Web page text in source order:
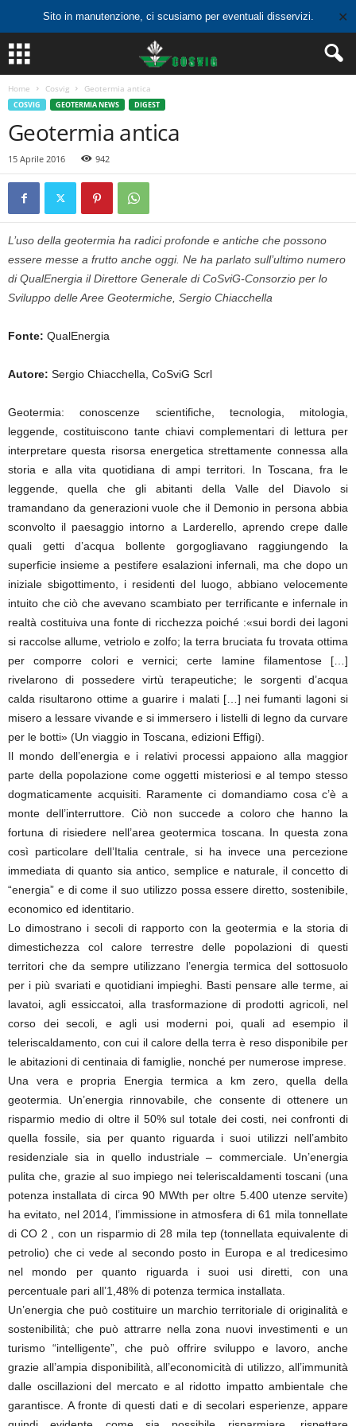
Sito in manutenzione, ci scusiamo per eventuali disservizi. ✕
Home Cosvig Geotermia antica
COSVIG GEOTERMIA NEWS DIGEST
Geotermia antica
15 Aprile 2016 942
L’uso della geotermia ha radici profonde e antiche che possono
essere messe a frutto anche oggi. Ne ha parlato sull’ultimo numero
di QualEnergia il Direttore Generale di CoSviG-Consorzio per lo
Sviluppo delle Aree Geotermiche, Sergio Chiacchella
Fonte: QualEnergia
Autore: Sergio Chiacchella, CoSviG Scrl
Geotermia: conoscenze scientifiche, tecnologia, mitologia,
leggende, costituiscono tante chiavi complementari di lettura per
interpretare questa risorsa energetica strettamente connessa alla
storia e alla vita quotidiana di ampi territori. In Toscana, fra le
leggende, quella che gli abitanti della Valle del Diavolo si
tramandano da generazioni vuole che il Demonio in persona abbia
sconvolto il paesaggio intorno a Larderello, aprendo crepe dalle
quali getti d’acqua bollente gorgogliavano raggiungendo la
superficie insieme a pestifere esalazioni infernali, ma che dopo un
iniziale sbigottimento, i residenti del luogo, abbiano velocemente
intuito che ciò che avevano scambiato per terrificante e infernale in
realtà costituiva una fonte di ricchezza poiché :«sui bordi dei lagoni
si raccolse allume, vetriolo e zolfo; la terra bruciata fu trovata ottima
per comporre colori e vernici; certe lamine filamentose […]
rivelarono di possedere virtù terapeutiche; le sorgenti d’acqua
calda risultarono ottime a guarire i malati […] nei fumanti lagoni si
misero a lessare vivande e si immersero i listelli di legno da curvare
per le botti» (Un viaggio in Toscana, edizioni Effigi).
Il mondo dell’energia e i relativi processi appaiono alla maggior
parte della popolazione come oggetti misteriosi e al tempo stesso
dogmaticamente acquisiti. Raramente ci domandiamo cosa c’è a
monte dell’interruttore. Ciò non succede a coloro che hanno la
fortuna di risiedere nell’area geotermica toscana. In questa zona
così particolare dell’Italia centrale, si ha invece una percezione
immediata di quanto sia antico, semplice e naturale, il concetto di
“energia” e di come il suo utilizzo possa essere diretto, sostenibile,
economico ed identitario.
Lo dimostrano i secoli di rapporto con la geotermia e la storia di
dimestichezza col calore terrestre delle popolazioni di questi
territori che da sempre utilizzano l’energia termica del sottosuolo
per i più svariati e quotidiani impieghi. Basti pensare alle terme, ai
lavatoi, agli essiccatoi, alla trasformazione di prodotti agricoli, nel
corso dei secoli, e agli usi moderni poi, quali ad esempio il
teleriscaldamento, con cui il calore della terra è reso disponibile per
le abitazioni di centinaia di famiglie, nonché per numerose imprese.
Una vera e propria Energia termica a km zero, quella della
geotermia. Un’energia rinnovabile, che consente di ottenere un
risparmio medio di oltre il 50% sul totale dei costi, nei confronti di
quella fossile, sia per quanto riguarda i suoi utilizzi nell’ambito
residenziale sia in quello industriale – commerciale. Un’energia
pulita che, grazie al suo impiego nei teleriscaldamenti toscani (una
potenza installata di circa 90 MWth per oltre 5.400 utenze servite)
ha evitato, nel 2014, l’immissione in atmosfera di 61 mila tonnellate
di CO 2 , con un risparmio di 28 mila tep (tonnellata equivalente di
petrolio) che ci vede al secondo posto in Europa e al tredicesimo
nel mondo per quanto riguarda i suoi usi diretti, con una
percentuale pari all’1,48% di potenza termica installata.
Un’energia che può costituire un marchio territoriale di originalità e
sostenibilità; che può attrarre nella zona nuovi investimenti e un
turismo “intelligente”, che può offrire sviluppo e lavoro, anche
grazie all’ampia disponibilità, all’economicità di utilizzo, all’immunità
dalle oscillazioni del mercato e al ridotto impatto ambientale che
garantisce. A fronte di questi dati e di secolari esperienze, appare